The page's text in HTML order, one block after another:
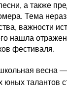
а также
Тема
важности
нашла
фестиваля.
весна —
юных талантов